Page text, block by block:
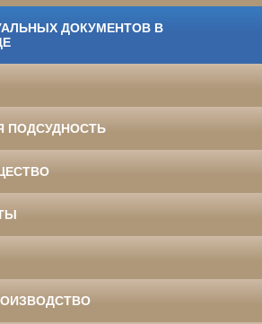
ДОКУМЕНТОВ В
ПОДСУДНОСТЬ